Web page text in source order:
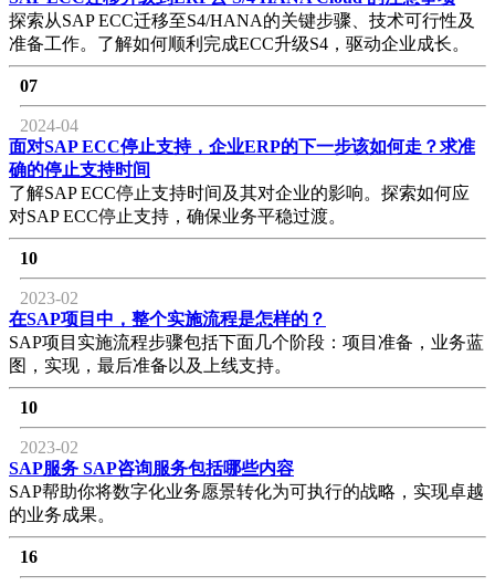
探索从SAP ECC迁移至S4/HANA的关键步骤、技术可行性及
准备工作。了解如何顺利完成ECC升级S4，驱动企业成长。
07
2024-04
面对SAP ECC停止支持，企业ERP的下一步该如何走？求准
确的停止支持时间
了解SAP ECC停止支持时间及其对企业的影响。探索如何应
对SAP ECC停止支持，确保业务平稳过渡。
10
2023-02
在SAP项目中，整个实施流程是怎样的？
SAP项目实施流程步骤包括下面几个阶段：项目准备，业务蓝
图，实现，最后准备以及上线支持。
10
2023-02
SAP服务 SAP咨询服务包括哪些内容
SAP帮助你将数字化业务愿景转化为可执行的战略，实现卓越
的业务成果。
16